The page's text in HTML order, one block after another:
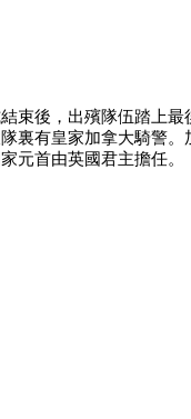
束後，出殯隊伍踏上最
裏有皇家加拿大騎警。
元首由英國君主擔任。